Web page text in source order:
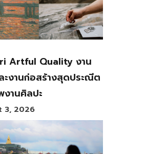
Artful Quality งาน
ะงานก่อสร้างสุดประณีต
งานศิลปะ
3, 2026